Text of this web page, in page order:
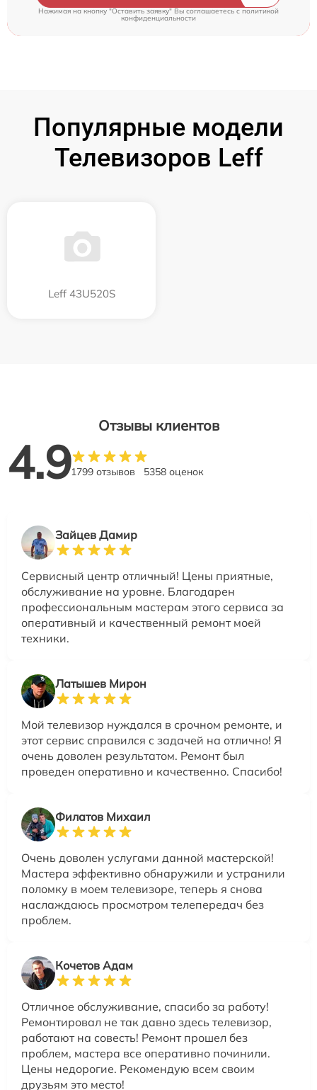
Нажимая на кнопку "Оставить заявку" Вы соглашаетесь cполитикой
конфиденциальности
Популярные модели
Телевизоров Leff
Leff 43U520S
Отзывы клиентов
4.91799 отзывов 5358 оценок
Зайцев Дамир
Сервисный центр отличный! Цены приятные,
обслуживание на уровне. Благодарен
профессиональным мастерам этого сервиса за
оперативный и качественный ремонт моей
техники.
Латышев Мирон
Мой телевизор нуждался в срочном ремонте, и
этот сервис справился с задачей на отлично! Я
очень доволен результатом. Ремонт был
проведен оперативно и качественно. Спасибо!
Филатов Михаил
Очень доволен услугами данной мастерской!
Мастера эффективно обнаружили и устранили
поломку в моем телевизоре, теперь я снова
наслаждаюсь просмотром телепередач без
проблем.
Кочетов Адам
Отличное обслуживание, спасибо за работу!
Ремонтировал не так давно здесь телевизор,
работают на совесть! Ремонт прошел без
проблем, мастера все оперативно починили.
Цены недорогие. Рекомендую всем своим
друзьям это место!